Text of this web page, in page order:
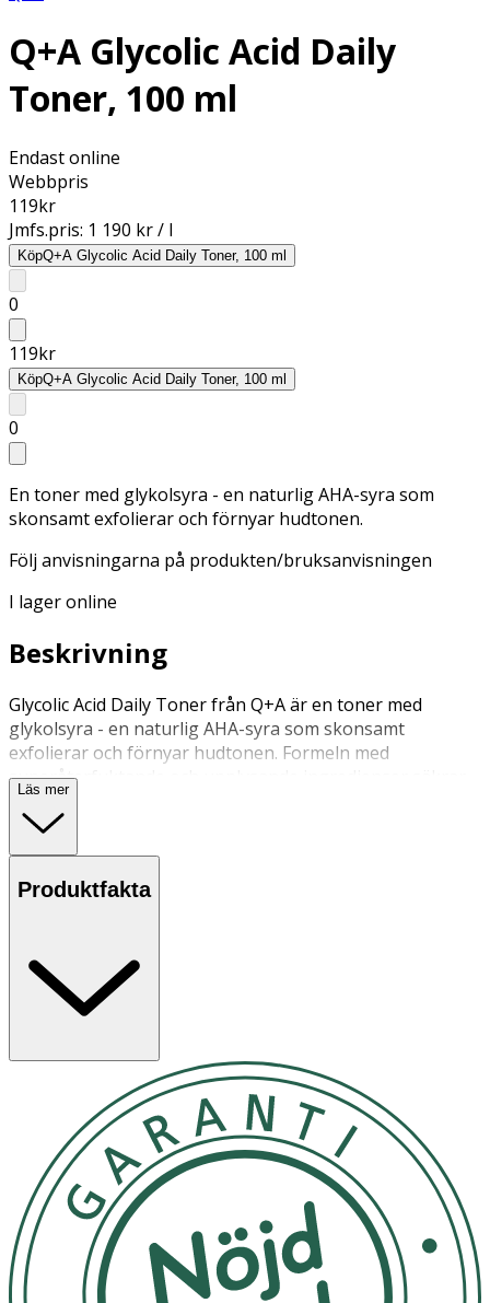
Q+A Glycolic Acid Daily
Toner, 100 ml
Endast online
Webbpris
119kr
Jmfs.pris: 1 190 kr / l
KöpQ+A Glycolic Acid Daily Toner, 100 ml
0
119kr
KöpQ+A Glycolic Acid Daily Toner, 100 ml
0
En toner med glykolsyra - en naturlig AHA-syra som
skonsamt exfolierar och förnyar hudtonen.
Följ anvisningarna på produkten/bruksanvisningen
I lager online
Beskrivning
Glycolic Acid Daily Toner från Q+A är en toner med
glykolsyra - en naturlig AHA-syra som skonsamt
exfolierar och förnyar hudtonen. Formeln med
superåterfuktande och upplysande ingredienser säkrar
att huden ser och känns silkesmjuk med en långvarig
glöd.
bort smink och orenheter på huden i ansiktet.
OK för gravida och ammande:
Ingredienser:
Aqua (Water), Aloe Barbadensis (Aloe Vera) Leaf Juice,
PEG-6 Caprylic/Capric Glycerides, Glycerin, Glycolic Acid,
Sodium Hydroxide, Sodium Hyaluronate, Allantoin,
Betaine, Potassium Sorbate, Xylitol, Lonicera Caprifolium
(Honeysuckle) Flower Extract, Lonicera Japonica
(Honeysuckle) Flower Extract, Sodium Benzoate, Citric
Acid
Läs mer
Produktfakta